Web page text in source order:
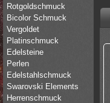
Rotgoldschmuck
Bicolor Schmuck
Vergoldet
Platinschmuck
Edelsteine
Perlen
Edelstahlschmuck
Swarovski Elements
Herrenschmuck